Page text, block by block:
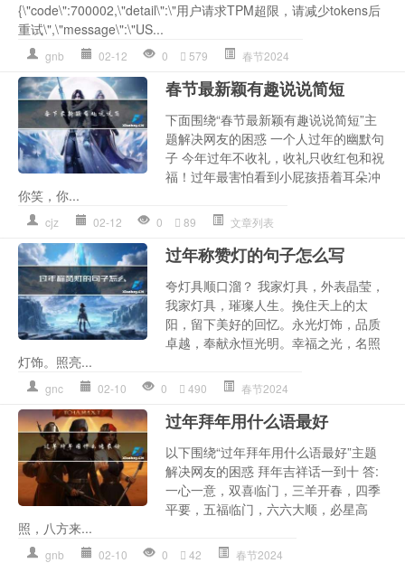
{\"code\":700002,\"detail\":\"用户请求TPM超限，请减少tokens后
重试\",\"message\":\"US...
gnb 02-12 0 579 春节2024
春节最新颖有趣说说简短
下面围绕“春节最新颖有趣说说简短”主
题解决网友的困惑 一个人过年的幽默句
子 今年过年不收礼，收礼只收红包和祝
福！过年最害怕看到小屁孩捂着耳朵冲
你笑，你...
cjz 02-12 0 89 文章列表
过年称赞灯的句子怎么写
夸灯具顺口溜？ 我家灯具，外表晶莹，
我家灯具，璀璨人生。挽住天上的太
阳，留下美好的回忆。永光灯饰，品质
卓越，奉献永恒光明。幸福之光，名照
灯饰。照亮...
gnc 02-10 0 490 春节2024
过年拜年用什么语最好
以下围绕“过年拜年用什么语最好”主题
解决网友的困惑 拜年吉祥话一到十 答:
一心一意，双喜临门，三羊开春，四季
平要，五福临门，六六大顺，必星高
照，八方来...
gnb 02-10 0 42 春节2024